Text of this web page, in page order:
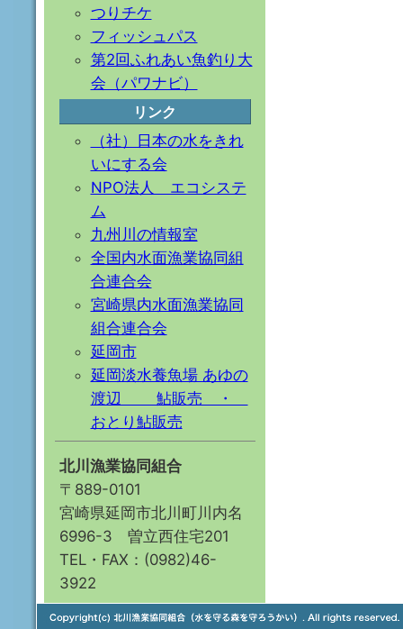
つりチケ
フィッシュパス
第2回ふれあい魚釣り大
会（パワナビ）
リンク
（社）日本の水をきれ
いにする会
NPO法人 エコシステ
ム
九州川の情報室
全国内水面漁業協同組
合連合会
宮崎県内水面漁業協同
組合連合会
延岡市
延岡淡水養魚場 あゆの
渡辺 鮎販売 ・
おとり鮎販売
北川漁業協同組合
〒889-0101
宮崎県延岡市北川町川内名
6996-3 曽立西住宅201
TEL・FAX：(0982)46-
3922